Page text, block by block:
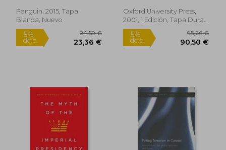
5%
dcto.
Penguin, 2015, Tapa
Blanda, Nuevo
Oxford University Press,
2001, 1 Edición, Tapa Dura,
Nuevo